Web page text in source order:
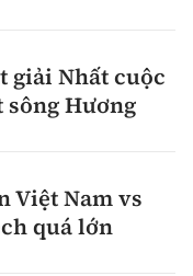
giải Nhất cuộc
Hương
Việt Nam vs
quá lớn